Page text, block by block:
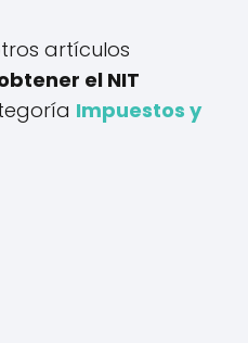
artículos
el NIT
Impuestos y